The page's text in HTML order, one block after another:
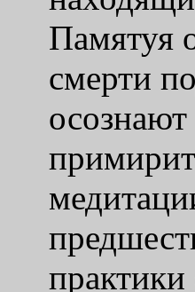
Памятуя
смерти
практики